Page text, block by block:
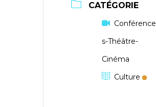
CATÉGORIE
Conférence
s-Théâtre-
Cinéma
Culture